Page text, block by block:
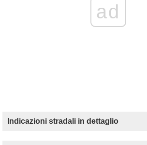
ad
Indicazioni stradali in dettaglio